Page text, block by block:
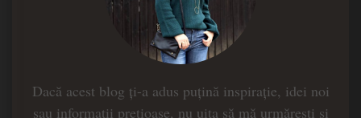
Dacă acest blog ți-a adus puțină inspirație, idei noi
sau informații prețioase, nu uita să mă urmărești și